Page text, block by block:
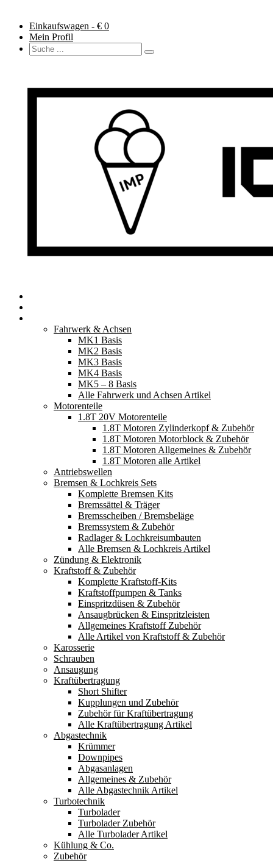
Einkaufswagen - € 0
Mein Profil
Fahrwerk & Achsen
MK1 Basis
MK2 Basis
MK3 Basis
MK4 Basis
MK5 – 8 Basis
Alle Fahrwerk und Achsen Artikel
Motorenteile
1.8T 20V Motorenteile
1.8T Motoren Zylinderkopf & Zubehör
1.8T Motoren Motorblock & Zubehör
1.8T Motoren Allgemeines & Zubehör
1.8T Motoren alle Artikel
Antriebswellen
Bremsen & Lochkreis Sets
Komplette Bremsen Kits
Bremssättel & Träger
Bremsscheiben / Bremsbeläge
Bremssystem & Zubehör
Radlager & Lochkreisumbauten
Alle Bremsen & Lochkreis Artikel
Zündung & Elektronik
Kraftstoff & Zubehör
Komplette Kraftstoff-Kits
Kraftstoffpumpen & Tanks
Einspritzdüsen & Zubehör
Ansaugbrücken & Einspritzleisten
Allgemeines Kraftstoff Zubehör
Alle Artikel von Kraftstoff & Zubehör
Karosserie
Schrauben
Ansaugung
Kraftübertragung
Short Shifter
Kupplungen und Zubehör
Zubehör für Kraftübertragung
Alle Kraftübertragung Artikel
Abgastechnik
Krümmer
Downpipes
Abgasanlagen
Allgemeines & Zubehör
Alle Abgastechnik Artikel
Turbotechnik
Turbolader
Turbolader Zubehör
Alle Turbolader Artikel
Kühlung & Co.
Zubehör